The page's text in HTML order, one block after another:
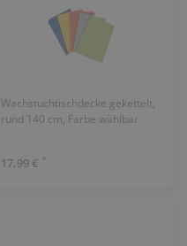
Wachstuchtischdecke gekettelt,
rund 140 cm, Farbe wählbar
17,99 € *